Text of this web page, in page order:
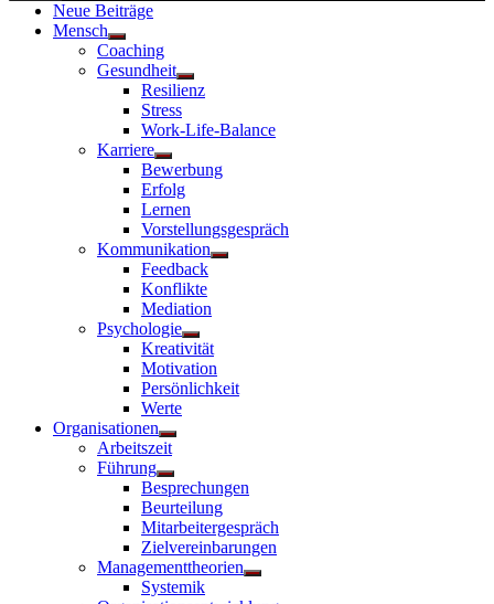
Neue Beiträge
Mensch
Untermenü
anzeigen
Coaching
Gesundheit
Untermenü
anzeigen
Resilienz
Stress
Work-Life-Balance
Karriere
Untermenü
anzeigen
Bewerbung
Erfolg
Lernen
Vorstellungsgespräch
Kommunikation
Untermenü
Feedback
Konflikte
Mediation
Psychologie
Untermenü
anzeigen
Kreativität
Motivation
Persönlichkeit
Werte
Organisationen
Untermenü
anzeigen
Arbeitszeit
Führung
Untermenü
anzeigen
Besprechungen
Beurteilung
Mitarbeitergespräch
Zielvereinbarungen
Managementtheorien
Untermenü
Systemik